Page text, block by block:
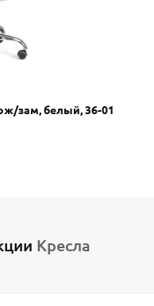
зам, белый, 36-01
Кресла